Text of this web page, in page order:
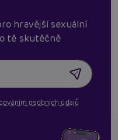
hravější sexuální
tě skutěčně
osobních údajů